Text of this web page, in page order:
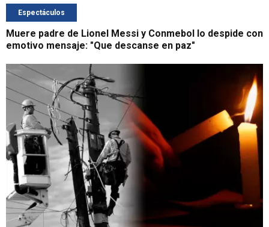
Espectáculos
Muere padre de Lionel Messi y Conmebol lo despide con
emotivo mensaje: "Que descanse en paz"